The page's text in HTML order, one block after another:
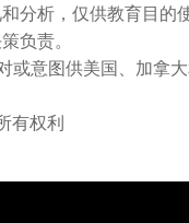
分析，仅供教育目
负责。
或意图供美国、加拿
有权利